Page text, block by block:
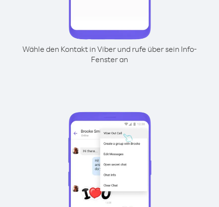
Wähle den Kontakt in Viber und rufe über sein Info-
Fenster an